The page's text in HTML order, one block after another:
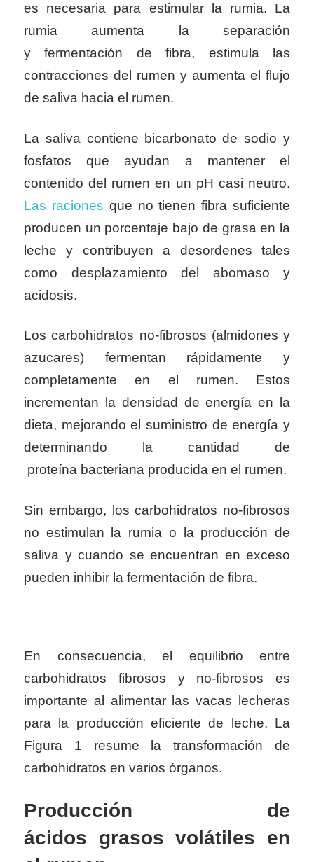
es necesaria para estimular la rumia. La
rumia aumenta la separación
yfermentación de fibra, estimula las
contracciones del rumen y aumenta el flujo
de saliva hacia el rumen.
La saliva contiene bicarbonato de sodio y
fosfatos que ayudan a mantener el
contenido del rumen en un pH casi neutro.
Las raciones que no tienen fibra suficiente
producen un porcentaje bajo de grasa en la
leche y contribuyen a desordenes tales
como desplazamiento del abomaso y
acidosis.
Los carbohidratos no-fibrosos (almidones y
azucares) fermentan rápidamente y
completamente en el rumen. Estos
incrementan la densidad de energía en la
dieta, mejorando el suministro de energía y
determinando la cantidad de
proteína bacteriana producida en el rumen.
Sin embargo, los carbohidratos no-fibrosos
no estimulan la rumia o la producción de
saliva y cuando se encuentran en exceso
pueden inhibir la fermentación de fibra.
En consecuencia, el equilibrio entre
carbohidratos fibrosos y no-fibrosos es
importante al alimentar las vacas lecheras
para la producción eficiente de leche. La
Figura 1 resume la transformación de
carbohidratos en varios órganos.
Producción de
ácidos grasos volátiles en